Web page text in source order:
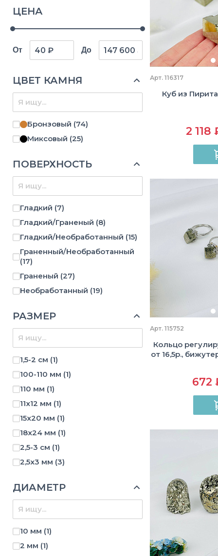
ЦЕНА
От До
ЦВЕТ КАМНЯ
Бронзовый (74)
Миксовый (25)
ПОВЕРХНОСТЬ
Гладкий (7)
Гладкий/Граненый (8)
Гладкий/Необработанный (15)
Граненный/Необработанный
(17)
Граненый (27)
Необработанный (19)
РАЗМЕР
1,5-2 см (1)
100-110 мм (1)
110 мм (1)
11х12 мм (1)
15х20 мм (1)
18х24 мм (1)
2,5-3 см (1)
2,5х3 мм (3)
2-3 см (1)
2-4 см
23 мм(1)
2х3 мм(15)
2х3/4х4 мм
ДИАМЕТР
10 мм (1)
2 мм (1)
Арт. 116317
Куб из
2 118
Арт. 115752
Кольцо
от 16,5р.,
672